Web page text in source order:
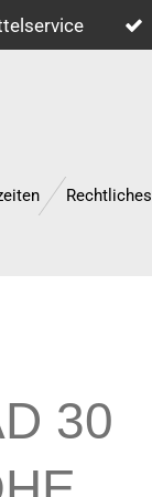
Rechtliches
30